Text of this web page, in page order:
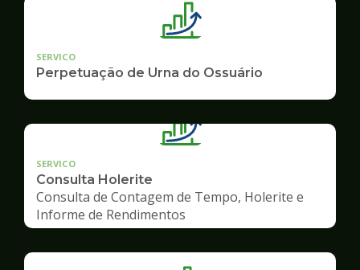
SERVICO
Perpetuação de Urna do Ossuário
SERVICO
Consulta Holerite
Consulta de Contagem de Tempo, Holerite e
Informe de Rendimentos